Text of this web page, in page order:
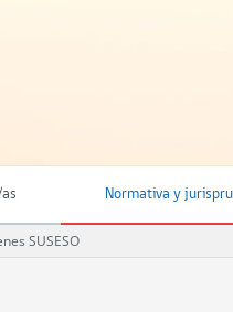
Normativa y
SUSESO